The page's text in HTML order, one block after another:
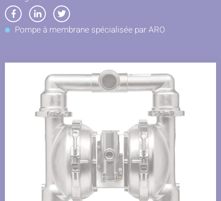
Partager
sur
Partager
sur
Partager
sur
Pompe à membrane spécialisée par ARO